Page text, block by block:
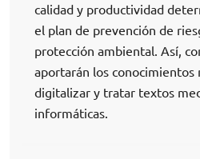
calidad y productividad
el plan de prevención de
protección ambiental. Así,
aportarán los conocimientos
digitalizar y tratar textos
informáticas.